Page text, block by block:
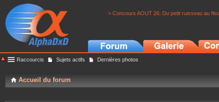
> Concours AOUT 26: Du petit ruisseau au
Raccourcis Sujets actifs Dernières photos
Accueil du forum